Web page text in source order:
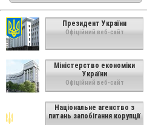
Президент України
Офіційний веб-сайт
Міністерство економіки
України
Офіційний веб-сайт
Національне агенство з
питань запобігання корупції